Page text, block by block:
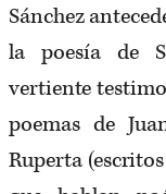
Sánchez
la poesía de
vertiente
poemas de
Ruperta